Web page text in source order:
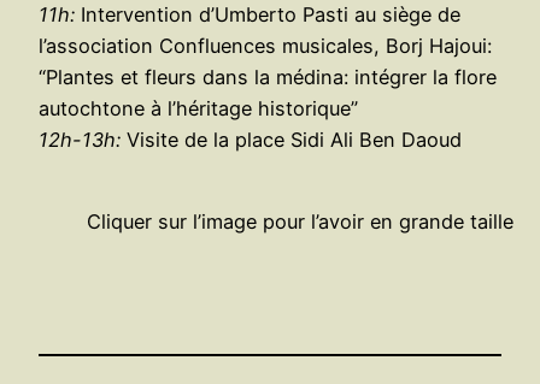
11h: Intervention d’Umberto Pasti au siège de
l’association Confluences musicales, Borj Hajoui:
“Plantes et fleurs dans la médina: intégrer la flore
autochtone à l’héritage historique”
12h-13h: Visite de la place Sidi Ali Ben Daoud
Cliquer sur l’image pour l’avoir en grande taille